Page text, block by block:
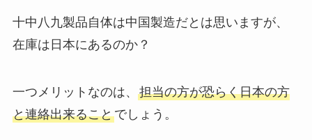
十中八九製品自体は中国製造だとは思いますが、
在庫は日本にあるのか？
一つメリットなのは、 担当の方が恐らく日本の方
と連絡出来ることでしょう。